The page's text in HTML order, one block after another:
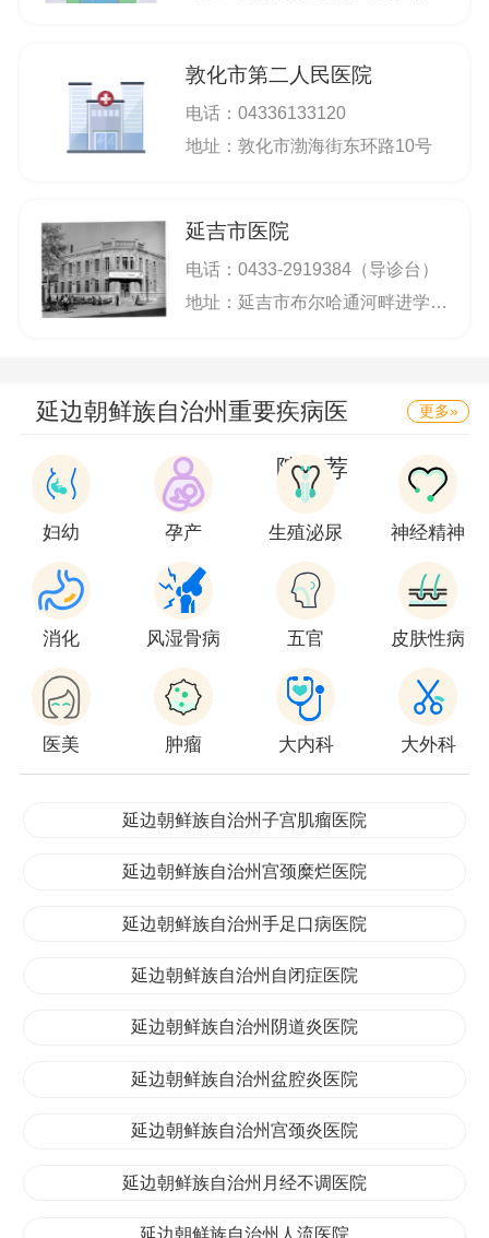
敦化市第二人民医院
电话： 04336133120
地址：敦化市渤海街东环路10号
延吉市医院
电话： 0433-2919384（导诊台）
地址：延吉市布尔哈通河畔进学街友谊路15号
延边朝鲜族自治州重要疾病医
院推荐
更多»
妇幼 孕产 生殖泌尿 神经精神
消化 风湿骨病 五官 皮肤性病
医美 肿瘤 大内科 大外科
延边朝鲜族自治州子宫肌瘤医院
延边朝鲜族自治州宫颈糜烂医院
延边朝鲜族自治州手足口病医院
延边朝鲜族自治州自闭症医院
延边朝鲜族自治州阴道炎医院
延边朝鲜族自治州盆腔炎医院
延边朝鲜族自治州宫颈炎医院
延边朝鲜族自治州月经不调医院